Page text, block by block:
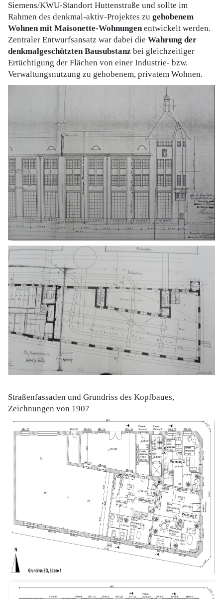
Siemens/KWU-Standort Huttenstraße und sollte im
Rahmen des denkmal-aktiv-Projektes zu gehobenem
Wohnen mit Maisonette-Wohnungenentwickelt werden.
Zentraler Entwurfsansatz war dabei die Wahrung der
denkmalgeschützten Bausubstanz bei gleichzeitiger
Ertüchtigung der Flächen von einer Industrie- bzw.
Verwaltungsnutzung zu gehobenem, privatem Wohnen.
Straßenfassaden und Grundriss des Kopfbaues,
Zeichnungen von 1907